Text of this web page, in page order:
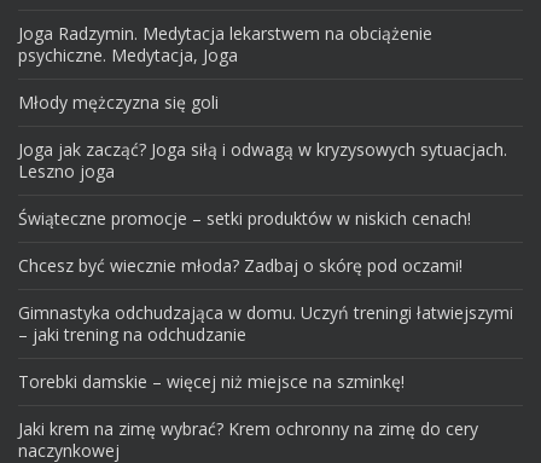
Joga Radzymin. Medytacja lekarstwem na obciążenie
psychiczne. Medytacja, Joga
Młody mężczyzna się goli
Joga jak zacząć? Joga siłą i odwagą w kryzysowych sytuacjach.
Leszno joga
Świąteczne promocje – setki produktów w niskich cenach!
Chcesz być wiecznie młoda? Zadbaj o skórę pod oczami!
Gimnastyka odchudzająca w domu. Uczyń treningi łatwiejszymi
– jaki trening na odchudzanie
Torebki damskie – więcej niż miejsce na szminkę!
Jaki krem na zimę wybrać? Krem ochronny na zimę do cery
naczynkowej